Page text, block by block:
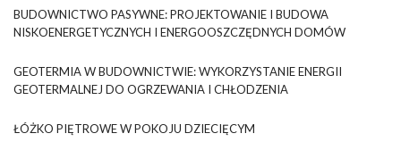
BUDOWNICTWO PASYWNE: PROJEKTOWANIE I BUDOWA
NISKOENERGETYCZNYCH I ENERGOOSZCZĘDNYCH DOMÓW
GEOTERMIA W BUDOWNICTWIE: WYKORZYSTANIE ENERGII
GEOTERMALNEJ DO OGRZEWANIA I CHŁODZENIA
ŁÓŻKO PIĘTROWE W POKOJU DZIECIĘCYM